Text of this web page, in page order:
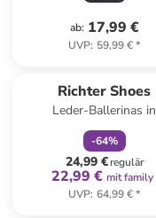
ab: 17,99 €
UVP: 59,99 €*
Richter Shoes
Leder-Ballerinas in
Dunkelblau
-64%
24,99 €regulär
22,99 € mit family
UVP: 64,99 €*